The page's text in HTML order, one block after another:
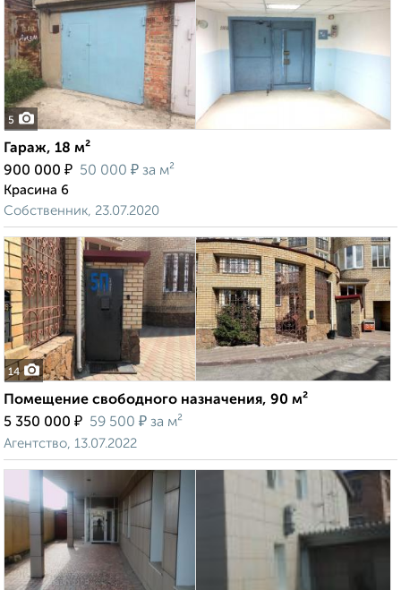
5
Гараж, 18 м²
900 000 ₽ 50 000 ₽ за м²
Красина 6
Собственник, 23.07.2020
14
Помещение свободного назначения, 90 м²
5 350 000 ₽ 59 500 ₽ за м²
Агентство, 13.07.2022